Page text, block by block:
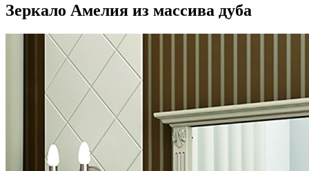
Зеркало Амелия из массива дуба